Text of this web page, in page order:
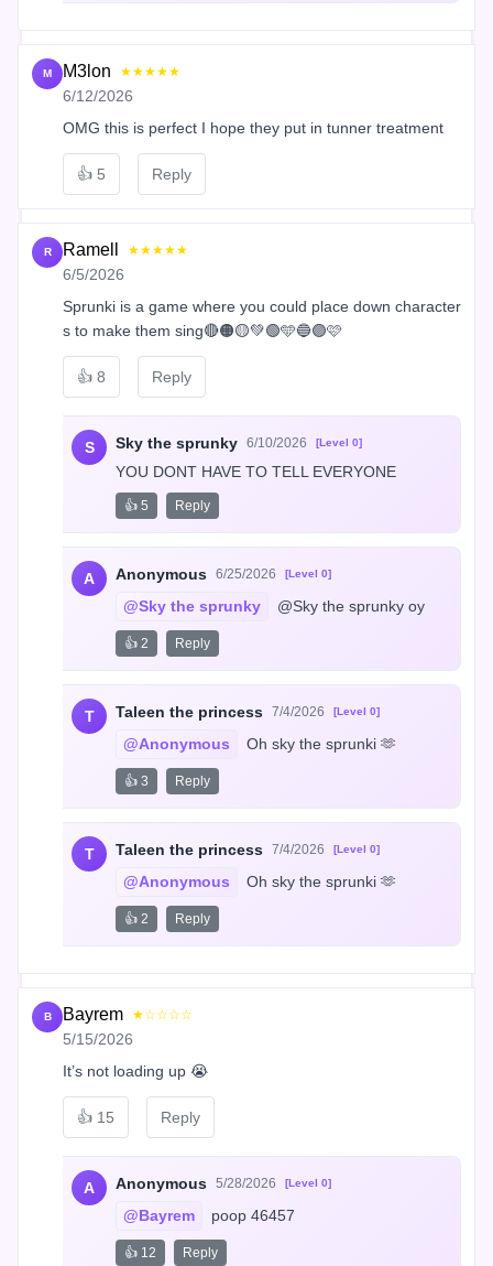
M M3lon ★★★★★
6/12/2026
OMG this is perfect I hope they put in tunner treatment
👍 5 Reply
R Ramell ★★★★★
6/5/2026
Sprunki is a game where you could place down character
s to make them sing🔴🟠🟡💚🟢🩵🔵🟣🩷
👍 8 Reply
S Sky the sprunky 6/10/2026 [Level 0]
YOU DONT HAVE TO TELL EVERYONE
👍 5 Reply
A Anonymous 6/25/2026 [Level 0]
@Sky the sprunky @Sky the sprunky oy
👍 2 Reply
T Taleen the princess 7/4/2026 [Level 0]
@Anonymous Oh sky the sprunki 🫶
👍 3 Reply
T Taleen the princess 7/4/2026 [Level 0]
@Anonymous Oh sky the sprunki 🫶
👍 2 Reply
B Bayrem ★☆☆☆☆
5/15/2026
It’s not loading up 😭
👍 15 Reply
A Anonymous 5/28/2026 [Level 0]
@Bayrem poop 46457
👍 12 Reply